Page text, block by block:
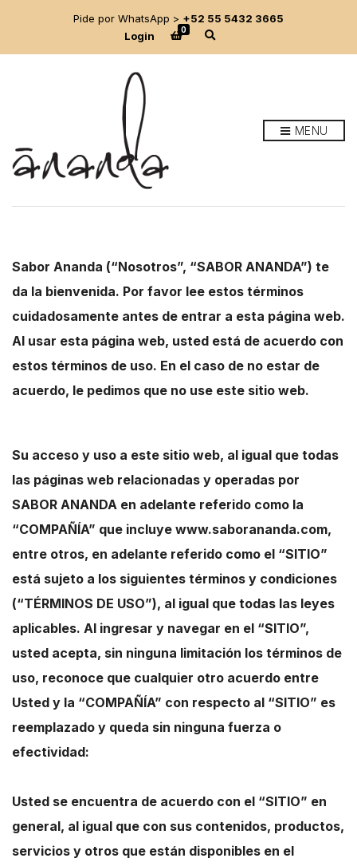
Pide por WhatsApp > +52 55 5432 3665
Login
0
E
MENU
Sabor Ananda (“Nosotros”, “SABOR ANANDA”) te
da la bienvenida. Por favor lee estos términos
cuidadosamente antes de entrar a esta página web.
Al usar esta página web, usted está de acuerdo con
estos términos de uso. En el caso de no estar de
acuerdo, le pedimos que no use este sitio web.
Su acceso y uso a este sitio web, al igual que todas
las páginas web relacionadas y operadas por
SABOR ANANDA en adelante referido como la
“COMPAÑÍA” que incluye www.saborananda.com,
entre otros, en adelante referido como el “SITIO”
está sujeto a los siguientes términos y condiciones
(“TÉRMINOS DE USO”), al igual que todas las leyes
aplicables. Al ingresar y navegar en el “SITIO”,
usted acepta, sin ninguna limitación los términos de
uso, reconoce que cualquier otro acuerdo entre
Usted y la “COMPAÑÍA” con respecto al “SITIO” es
reemplazado y queda sin ninguna fuerza o
efectividad:
Usted se encuentra de acuerdo con el “SITIO” en
general, al igual que con sus contenidos, productos,
servicios y otros que están disponibles en el